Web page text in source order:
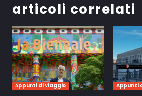
articoli correlati
Appunti di Viaggio Appunti